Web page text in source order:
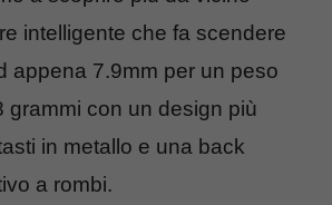
intelligente che fa scendere
appena 7.9mm per un peso
grammi con un design più
in metallo e una back
a rombi.